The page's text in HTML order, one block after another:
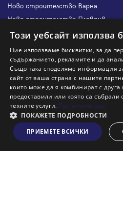
Ново строителство Варна
Ново строителство Пловдив
Ново строителство Бургас
Защо да отдам имот с Адрес?
Наши офиси
Кариери
Кои сме ние?
Франчайз
Блог
Искаш ли да получаваш
на недвижими имоти?
Този уебсайт използва
Ние използваме бисквитки, за да
съдържанието, рекламите и да
Също така споделяме информация
сайт от ваша страна с нашите
които може да я комбинират с
предоставили или която са
техните услуги. Прочетете още
ПОКАЖЕТЕ ПОДРОБНОСТИ
ПРИЕМЕТЕ ВСИЧКИ